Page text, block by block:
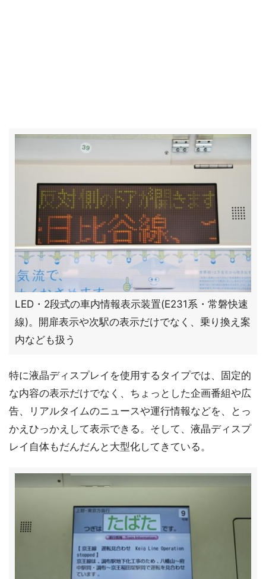
LED・2段式の車内情報表示装置(E231系・常磐快速
線)。開扉表示や次駅の表示だけでなく、乗り換え案
内なども扱う
特に液晶ディスプレイを使用するタイプでは、固定的
な内容の表示だけでなく、ちょっとした企画番組や広
告、リアルタイムのニュースや運行情報などを、とっ
かえひっかえして表示できる。そして、液晶ディスプ
レイ自体もだんだんと大型化してきている。